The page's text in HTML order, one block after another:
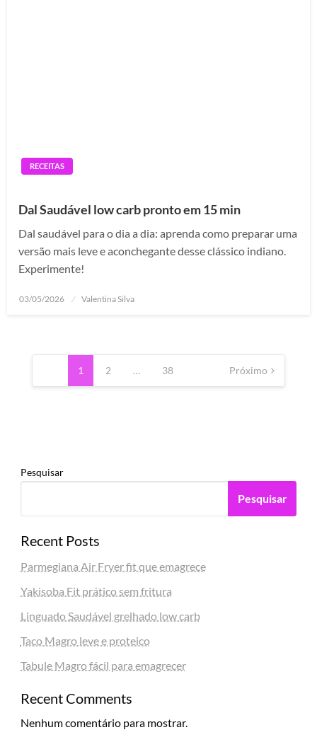
RECEITAS
Dal Saudável low carb pronto em 15 min
Dal saudável para o dia a dia: aprenda como preparar uma
versão mais leve e aconchegante desse clássico indiano.
Experimente!
Posted
03/05/2026 Valentina Silva
Paginação
posts
1 2 … 38 Próximo
Pesquisar
Pesquisar
Recent Posts
Parmegiana Air Fryer fit que emagrece
Yakisoba Fit prático sem fritura
Linguado Saudável grelhado low carb
Taco Magro leve e proteico
Tabule Magro fácil para emagrecer
Recent Comments
Nenhum comentário para mostrar.